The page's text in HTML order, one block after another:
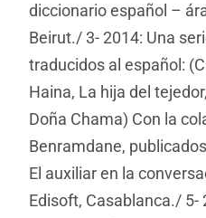
diccionario español –
Beirut./ 3- 2014: Una
traducidos al español:
Haina, La hija del
Doña Chama) Con la
Benramdane,
El auxiliar en la
Edisoft, Casablanca./